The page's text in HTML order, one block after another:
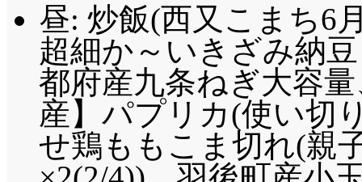
昼: 炒飯(西又こまち6
超細か～いきざみ納
都府産九条ねぎ大容
産】パプリカ(使い切
せ鶏ももこま切れ(親